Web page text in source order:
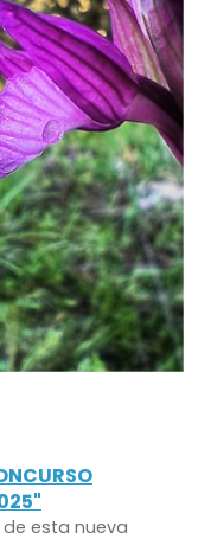
esta nueva